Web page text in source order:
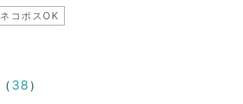
ネコポスOK
（ 38 ）